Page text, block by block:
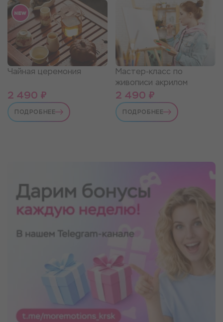
Чайная церемония
2 490 ₽
ПОДРОБНЕЕ
Мастер-класс по
живописи акрилом
2 490 ₽
ПОДРОБНЕЕ